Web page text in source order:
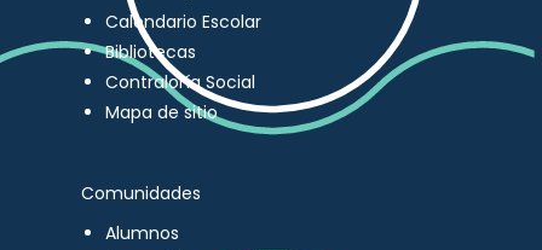
Calendario Escolar
Bibliotecas
Contraloría Social
Mapa de sitio
Comunidades
Alumnos